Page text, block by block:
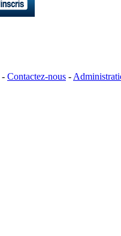
- Contactez-nous -